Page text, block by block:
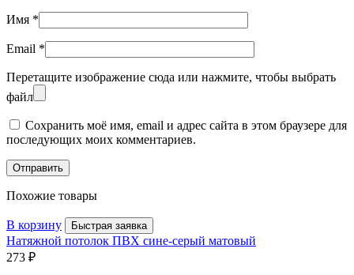
Имя *
Email *
Перетащите изображение сюда или нажмите, чтобы выбрать
файл
Сохранить моё имя, email и адрес сайта в этом браузере для
последующих моих комментариев.
Похожие товары
В корзину Быстрая заявка
Натяжной потолок ПВХ сине-серый матовый
273 ₽